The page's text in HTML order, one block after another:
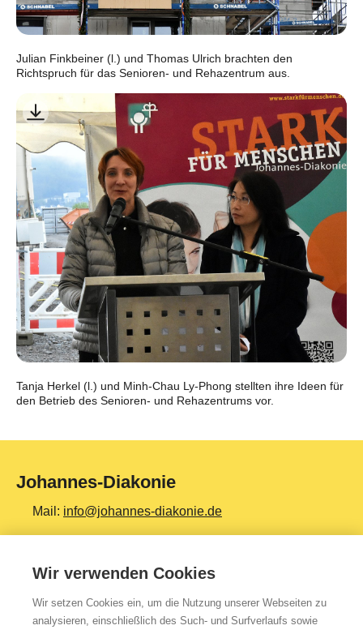
Julian Finkbeiner (l.) und Thomas Ulrich brachten den
Richtspruch für das Senioren- und Rehazentrum aus.
Tanja Herkel (l.) und Minh-Chau Ly-Phong stellten ihre Ideen für
den Betrieb des Senioren- und Rehazentrums vor.
Johannes-Diakonie
Mail: info@johannes-diakonie.de
Tel:06261 - 88-0
Top Themen
Wir verwenden Cookies
Wir setzen Cookies ein, um die Nutzung unserer Webseiten zu
analysieren, einschließlich des Such- und Surfverlaufs sowie